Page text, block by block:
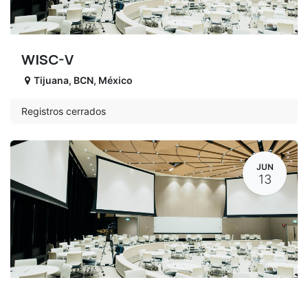
WISC-V
Tijuana, BCN, México
Registros cerrados
JUN
13